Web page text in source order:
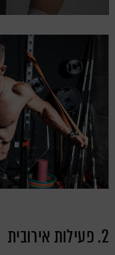
2. פעילות אירובית